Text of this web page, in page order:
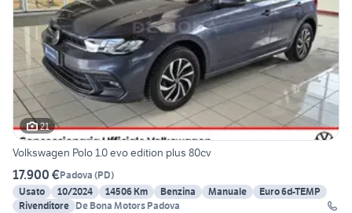
21
Volkswagen Polo 1.0 evo edition plus 80cv
17.900 €Padova (PD)
Usato
10/2024 14506 Km Benzina Manuale
Euro 6d-TEMP
Rivenditore De Bona Motors Padova